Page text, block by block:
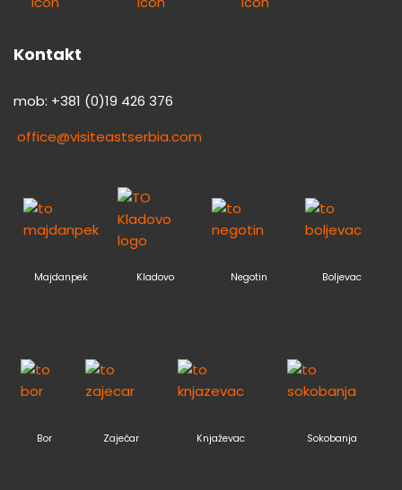
Kontakt
mob: +381 (0)19 426 376
office@visiteastserbia.com
Majdanpek Kladovo Negotin Boljevac
Bor Zaječar Knjaževac Sokobanja